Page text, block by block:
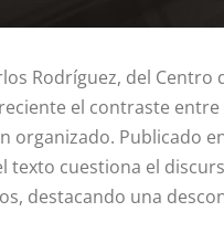
Rodríguez, del
el contraste
organizado. Publicado
texto cuestiona el
destacando una